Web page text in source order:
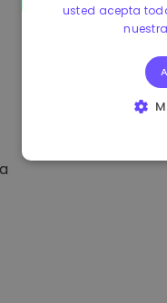
usted acepta